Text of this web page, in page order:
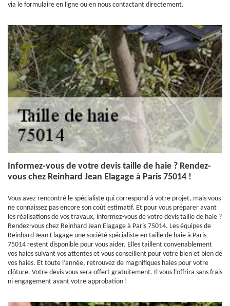
via le formulaire en ligne ou en nous contactant directement.
Informez-vous de votre devis taille de haie ? Rendez-
vous chez Reinhard Jean Elagage à Paris 75014 !
Vous avez rencontré le spécialiste qui correspond à votre projet, mais vous
ne connaissez pas encore son coût estimatif. Et pour vous préparer avant
les réalisations de vos travaux, informez-vous de votre devis taille de haie ?
Rendez-vous chez Reinhard Jean Elagage à Paris 75014. Les équipes de
Reinhard Jean Elagage une société spécialiste en taille de haie à Paris
75014 restent disponible pour vous aider. Elles taillent convenablement
vos haies suivant vos attentes et vous conseillent pour votre bien et bien de
vos haies. Et toute l’année, retrouvez de magnifiques haies pour votre
clôture. Votre devis vous sera offert gratuitement. Il vous l’offrira sans frais
ni engagement avant votre approbation !